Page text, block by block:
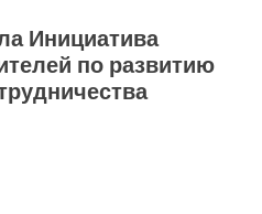
Инициатива
по развитию